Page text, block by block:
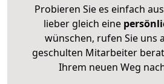
Probieren Sie es einfach
lieber gleich eine
wünschen, rufen Sie uns
geschulten Mitarbeiter
Ihrem neuen Weg